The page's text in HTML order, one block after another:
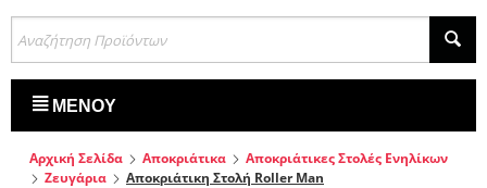
ΜΕΝΟΎ
Αρχική Σελίδα Αποκριάτικα
Αποκριάτικες Στολές Ενηλίκων
Ζευγάρια
Αποκριάτικη Στολή Roller Man